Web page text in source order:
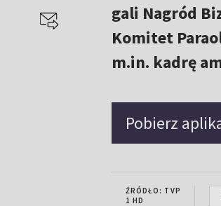
gali Nagród
Komitet
m.in. kadrę
Pobierz
ŹRÓDŁO: TVP
1 HD